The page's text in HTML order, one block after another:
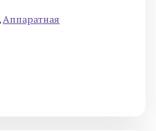
, Аппаратная